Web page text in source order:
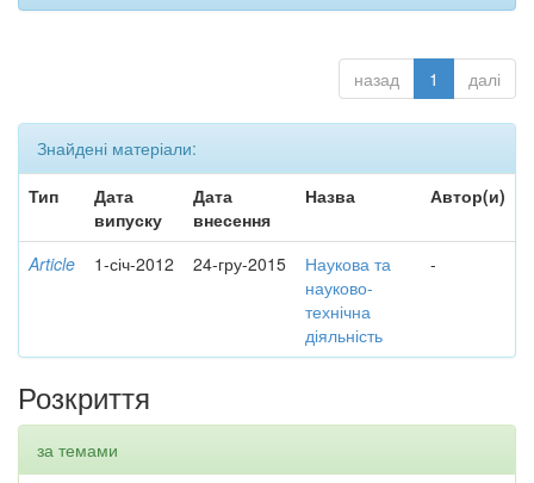
назад 1 далі
Знайдені матеріали:
Тип
Дата
випуску
Дата
внесення
Назва Автор(и)
Article 1-січ-2012 24-гру-2015
Наукова та
науково-
технічна
діяльність
-
Розкриття
за темами